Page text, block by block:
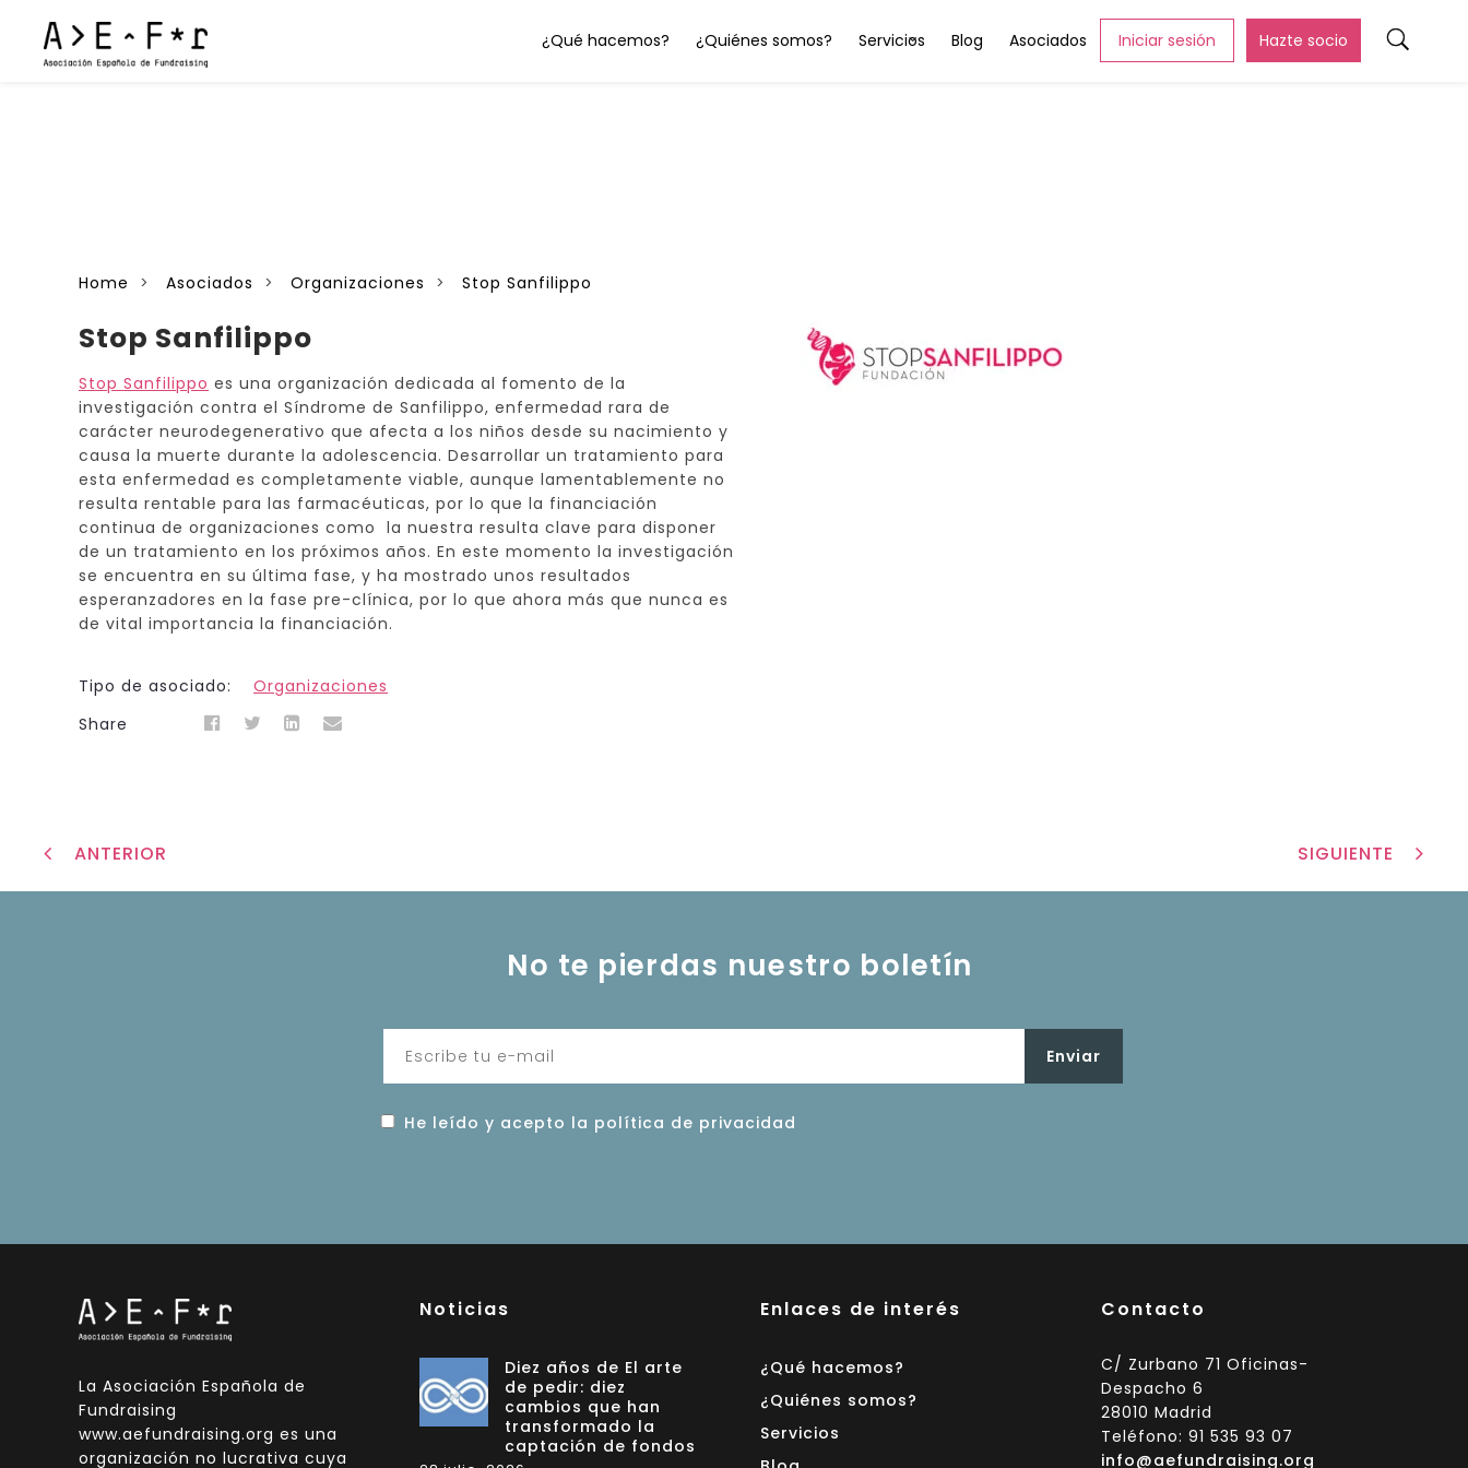
¿Qué hacemos? ¿Quiénes somos? Servicios Blog Asociados Iniciar sesión Hazte socio
Home Asociados Organizaciones Stop Sanfilippo
Stop Sanfilippo
Stop Sanfilippo es una organización dedicada al fomento de la
investigación contra el Síndrome de Sanfilippo, enfermedad rara de
carácter neurodegenerativo que afecta a los niños desde su nacimiento y
causa la muerte durante la adolescencia. Desarrollar un tratamiento para
esta enfermedad es completamente viable, aunque lamentablemente no
resulta rentable para las farmacéuticas, por lo que la financiación
continua de organizaciones como la nuestra resulta clave para disponer
de un tratamiento en los próximos años. En este momento la investigación
se encuentra en su última fase, y ha mostrado unos resultados
esperanzadores en la fase pre-clínica, por lo que ahora más que nunca es
de vital importancia la financiación.
Tipo de asociado:
Organizaciones
Share
ANTERIOR SIGUIENTE
No te pierdas nuestro boletín
He leído y acepto la política de privacidad
La Asociación Española de
Fundraising
www.aefundraising.org es una
organización no lucrativa cuya
Noticias
Diez años de El arte
de pedir: diez
cambios que han
transformado la
captación de fondos
Enlaces de interés
¿Qué hacemos?
¿Quiénes somos?
Servicios
Contacto
C/ Zurbano 71 Oficinas-
Despacho 6
28010 Madrid
Teléfono: 91 535 93 07
info@aefundraising.org